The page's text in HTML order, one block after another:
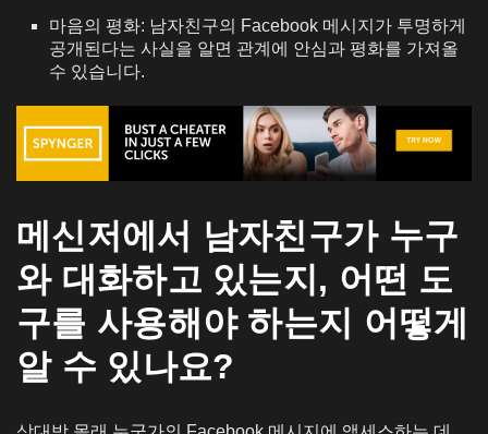
마음의 평화: 남자친구의 Facebook 메시지가 투명하게
공개된다는 사실을 알면 관계에 안심과 평화를 가져올
수 있습니다.
메신저에서 남자친구가 누구
와 대화하고 있는지, 어떤 도
구를 사용해야 하는지 어떻게
알 수 있나요?